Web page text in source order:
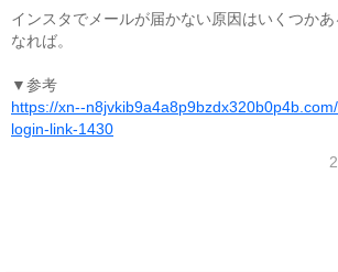
インスタでメールが届かない原因はいくつか
なれば。
▼参考
https://xn--
login-link-1430